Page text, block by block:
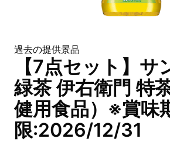
過去の提供景品
【7点セット】サ
緑茶 伊右衛門 特
健用食品）※賞味
限:2026/12/31